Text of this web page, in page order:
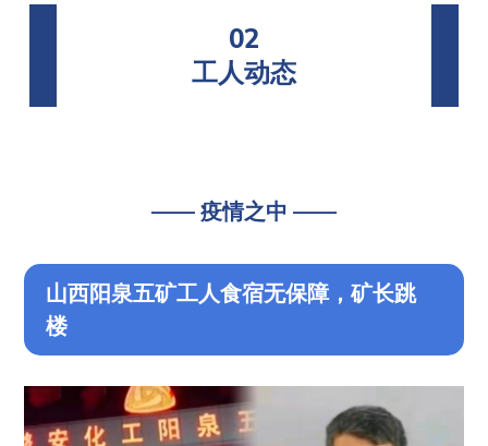
02
工人动态
—— 疫情之中 ——
山西阳泉五矿工人食宿无保障，矿长跳
楼